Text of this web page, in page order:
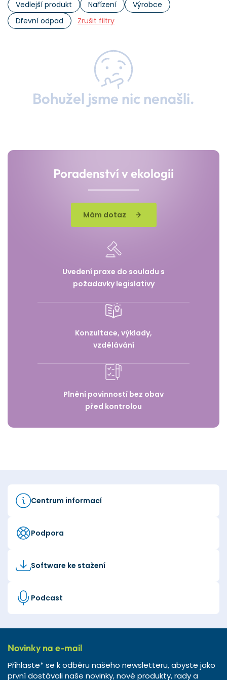
Vedlejší produkt
Nařízení
Výrobce
Dřevní odpad
Zrušit filtry
Bohužel jsme nic nenašli.
Poradenství v ekologii
Mám dotaz
Uvedení praxe do souladu s
požadavky legislativy
Konzultace, výklady,
vzdělávání
Plnění povinností bez obav
před kontrolou
Centrum informací
Podpora
Software ke stažení
Podcast
Novinky na e-mail
Přihlaste* se k odběru našeho newsletteru, abyste jako
první dostávali naše novinky, nové produkty, rady a